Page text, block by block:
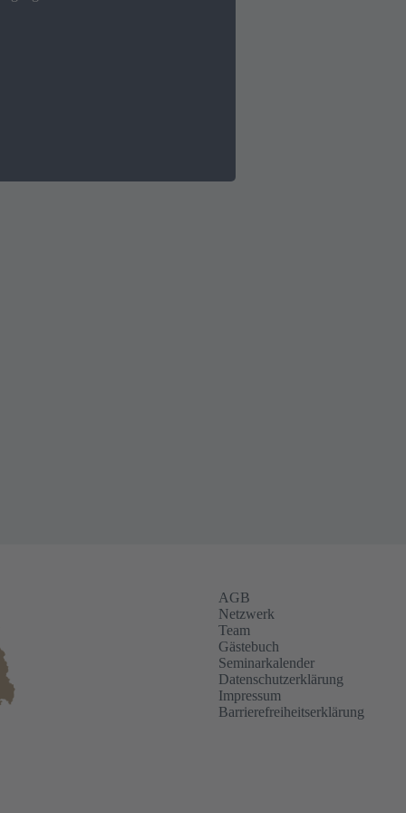
AGB
Netzwerk
Team
Gästebuch
Seminarkalender
Datenschutzerklärung
Impressum
Barrierefreiheitserklärung